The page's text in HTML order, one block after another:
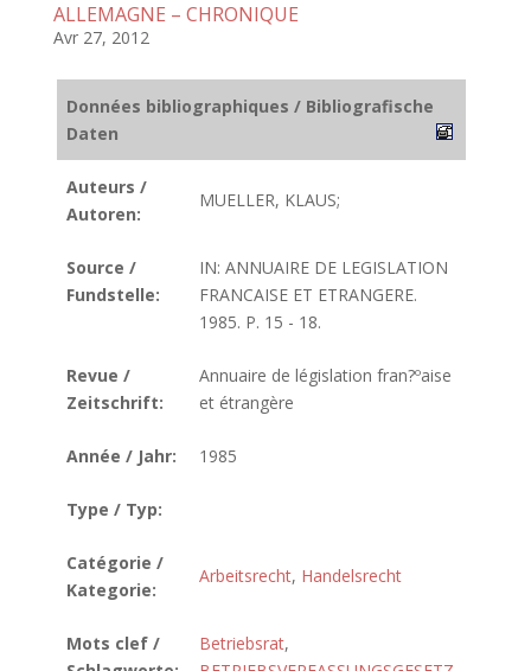
ALLEMAGNE – CHRONIQUE
Avr 27, 2012
Données bibliographiques / Bibliografische
Daten
Auteurs /
Autoren:
MUELLER, KLAUS;
Source /
Fundstelle:
IN: ANNUAIRE DE LEGISLATION
FRANCAISE ET ETRANGERE.
1985. P. 15 - 18.
Revue /
Zeitschrift:
Annuaire de législation fran?ºaise
et étrangère
Année / Jahr: 1985
Type / Typ:
Catégorie /
Kategorie:
Arbeitsrecht, Handelsrecht
Mots clef /
Betriebsrat,